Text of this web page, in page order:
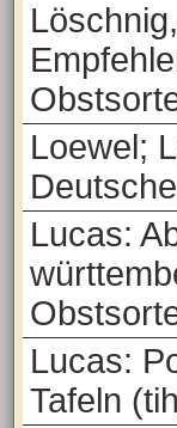
Loewel;
Lucas:
Lucas:
Tafeln